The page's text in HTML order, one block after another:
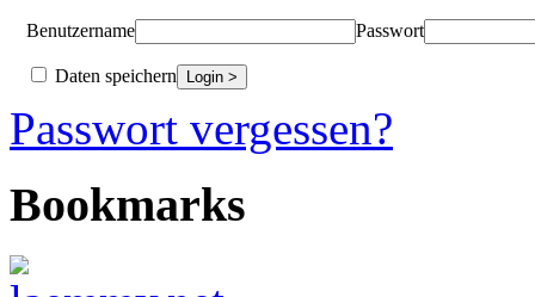
Benutzername Passwort
Daten speichern
Passwort vergessen?
Bookmarks